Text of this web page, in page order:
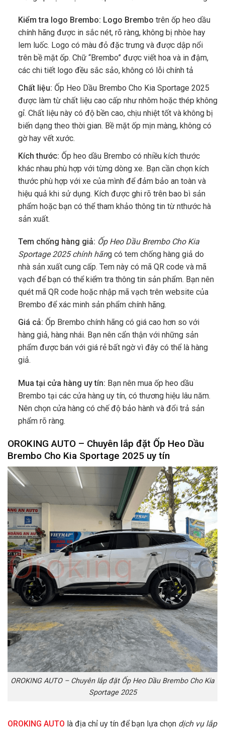
Kiểm tra logo Brembo: Logo Brembo trên ốp heo dầu
chính hãng được in sắc nét, rõ ràng, không bị nhòe hay
lem luốc. Logo có màu đỏ đặc trưng và được dập nổi
trên bề mặt ốp. Chữ “Brembo” được viết hoa và in đậm,
các chi tiết logo đều sắc sảo, không có lỗi chính tả
Chất liệu: Ốp Heo Dầu Brembo Cho Kia Sportage 2025
được làm từ chất liệu cao cấp như nhôm hoặc thép không
gỉ. Chất liệu này có độ bền cao, chịu nhiệt tốt và không bị
biến dạng theo thời gian. Bề mặt ốp mịn màng, không có
gờ hay vết xước.
Kích thước: Ốp heo dầu Brembo có nhiều kích thước
khác nhau phù hợp với từng dòng xe. Bạn cần chọn kích
thước phù hợp với xe của mình để đảm bảo an toàn và
hiệu quả khi sử dụng. Kích được ghi rõ trên bao bì sản
phẩm hoặc bạn có thể tham khảo thông tin từ nthước hà
sản xuất.
Tem chống hàng giả: Ốp Heo Dầu Brembo Cho Kia
Sportage 2025chính hãng có tem chống hàng giả do
nhà sản xuất cung cấp. Tem này có mã QR code và mã
vạch để bạn có thể kiểm tra thông tin sản phẩm. Bạn nên
quét mã QR code hoặc nhập mã vạch trên website của
Brembo để xác minh sản phẩm chính hãng.
Giá cả: Ốp Brembo chính hãng có giá cao hơn so với
hàng giả, hàng nhái. Bạn nên cẩn thận với những sản
phẩm được bán với giá rẻ bất ngờ vì đây có thể là hàng
giả.
Mua tại cửa hàng uy tín: Bạn nên mua ốp heo dầu
Brembo tại các cửa hàng uy tín, có thương hiệu lâu năm.
Nên chọn cửa hàng có chế độ bảo hành và đổi trả sản
phẩm rõ ràng.
OROKING AUTO – Chuyên lắp đặt Ốp Heo Dầu
Brembo Cho Kia Sportage 2025 uy tín
OROKING AUTO – Chuyên lắp đặt Ốp Heo Dầu Brembo Cho Kia
Sportage 2025
OROKING AUTO là địa chỉ uy tín để bạn lựa chọn dịch vụ lắp